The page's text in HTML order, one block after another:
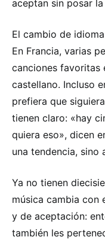
aceptan sin posar
El cambio de
En Francia, varias
canciones favoritas
castellano. Incluso
prefiera que
tienen claro: «hay
quiera eso», dicen
una tendencia, sino
Ya no tienen
música cambia con
y de aceptación:
también les